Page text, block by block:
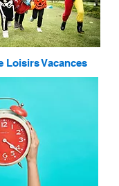
Loisirs Vacances